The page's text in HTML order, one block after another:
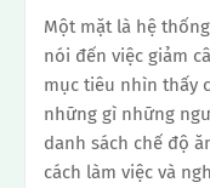
Một mặt là hệ
nói đến việc giảm
mục tiêu nhìn thấy
những gì những
danh sách chế độ
cách làm việc và